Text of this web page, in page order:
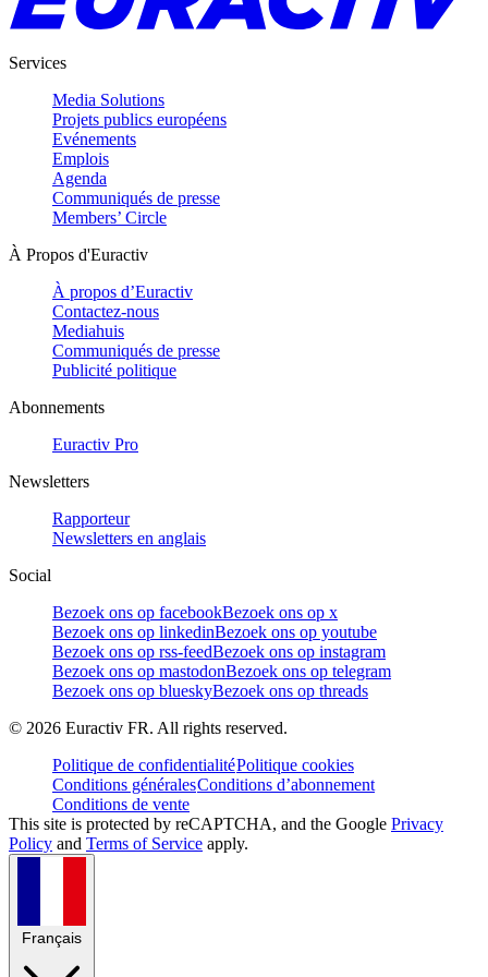
Services
Media Solutions
Projets publics européens
Evénements
Emplois
Agenda
Communiqués de presse
Members’ Circle
À Propos d'Euractiv
À propos d’Euractiv
Contactez-nous
Mediahuis
Communiqués de presse
Publicité politique
Abonnements
Euractiv Pro
Newsletters
Rapporteur
Newsletters en anglais
Social
Bezoek ons op facebookBezoek ons op x
Bezoek ons op linkedinBezoek ons op youtube
Bezoek ons op rss-feedBezoek ons op instagram
Bezoek ons op mastodonBezoek ons op telegram
Bezoek ons op blueskyBezoek ons op threads
© 2026 Euractiv FR. All rights reserved.
Politique de confidentialitéPolitique cookies
Conditions généralesConditions d’abonnement
Conditions de vente
This site is protected by reCAPTCHA, and the Google Privacy
Policy and Terms of Service apply.
Français